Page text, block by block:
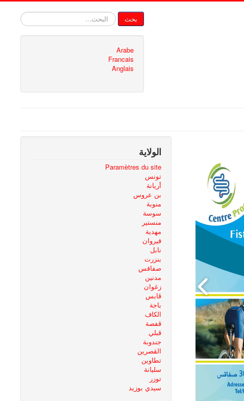
بحث البحث...
Arabe
Francais
Anglais
الولاية
Paramètres du site
تونس
أريانة
بن عروس
منوبة
سوسة
منستير
مهدية
قيروان
نابل
بنزرت
صفاقس
مدنين
زغوان
ڨابس
باجة
الكاف
ڨفصة
ڨبلي
جندوبة
الڨصرين
تطاوين
سليانة
توزر
سيدي بوزيد